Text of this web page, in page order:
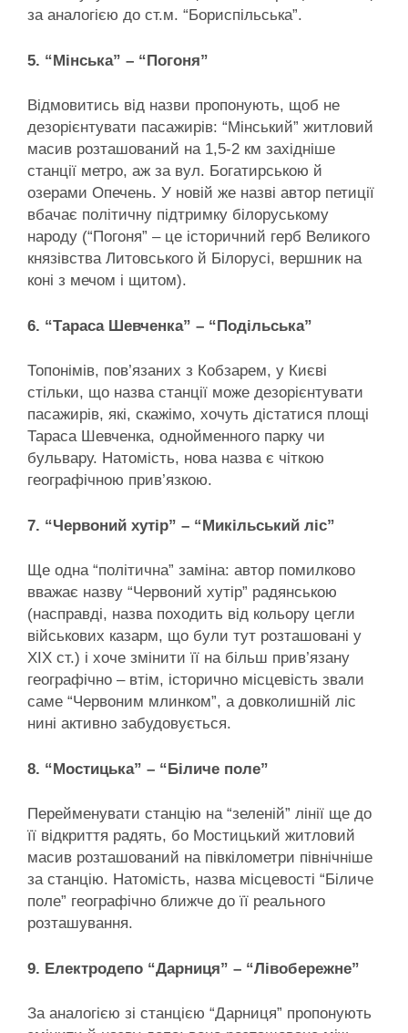
за аналогією до ст.м. “Бориспільська”.
5. “Мінська” – “Погоня”
Відмовитись від назви пропонують, щоб не
дезорієнтувати пасажирів: “Мінський” житловий
масив розташований на 1,5-2 км західніше
станції метро, аж за вул. Богатирською й
озерами Опечень. У новій же назві автор петиції
вбачає політичну підтримку білоруському
народу (“Погоня” – це історичний герб Великого
князівства Литовського й Білорусі, вершник на
коні з мечом і щитом).
6. “Тараса Шевченка” – “Подільська”
Топонімів, пов’язаних з Кобзарем, у Києві
стільки, що назва станції може дезорієнтувати
пасажирів, які, скажімо, хочуть дістатися площі
Тараса Шевченка, однойменного парку чи
бульвару. Натомість, нова назва є чіткою
географічною прив’язкою.
7. “Червоний хутір” – “Микільський ліс”
Ще одна “політична” заміна: автор помилково
вважає назву “Червоний хутір” радянською
(насправді, назва походить від кольору цегли
військових казарм, що були тут розташовані у
ХІХ ст.) і хоче змінити її на більш прив’язану
географічно – втім, історично місцевість звали
саме “Червоним млинком”, а довколишній ліс
нині активно забудовується.
8. “Мостицька” – “Біличе поле”
Перейменувати станцію на “зеленій” лінії ще до
її відкриття радять, бо Мостицький житловий
масив розташований на півкілометри північніше
за станцію. Натомість, назва місцевості “Біличе
поле” географічно ближче до її реального
розташування.
9. Електродепо “Дарниця” – “Лівобережне”
За аналогією зі станцією “Дарниця” пропонують